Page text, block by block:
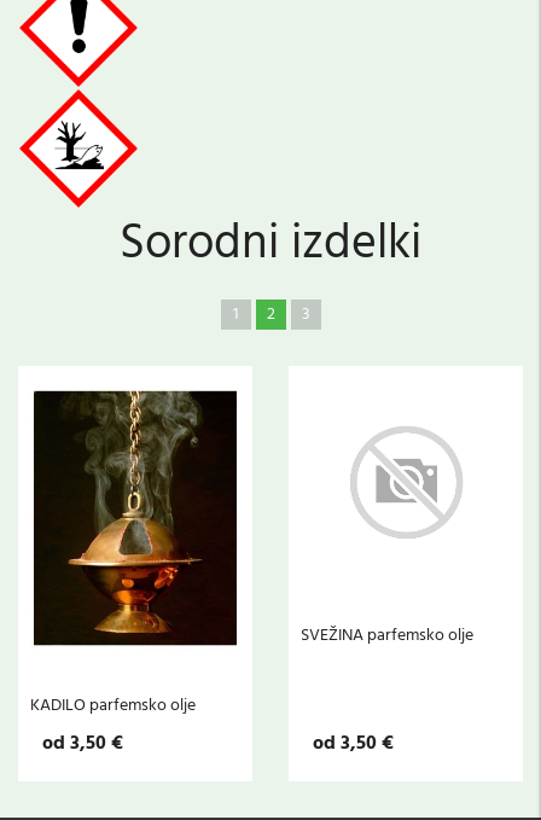
Sorodni izdelki
1 2 3
KADILO parfemsko olje
od 3,50 €
SVEŽINA parfemsko olje
od 3,50 €